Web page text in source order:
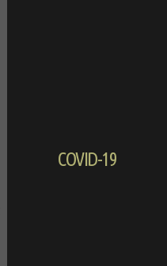
COVID-19